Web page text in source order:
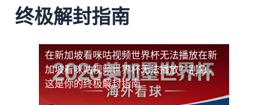
终极解封指南
在新加坡看咪咕视频世界杯无法播放在新
加坡看咪咕视频世界杯无法播放？别急，
这是你的终极解封指南